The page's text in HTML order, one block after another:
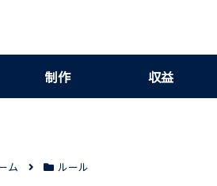
制作 収益
ム ルール